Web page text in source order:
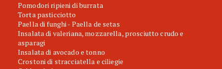
Pomodori ripieni di burrata
Torta pasticciotto
Paella di funghi - Paella de setas
Insalata di valeriana, mozzarella, prosciutto crudo e
asparagi
Insalata di avocado e tonno
Crostoni di stracciatella e ciliegie